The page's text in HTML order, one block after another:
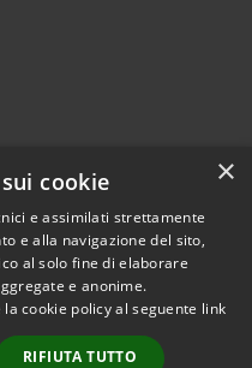
Copyright © 2023 •
Comune di Noicàttaro
Powered byMunicipium
Redazione•Portale
dipendente
×
cookie
e assimilati strettamente
e alla navigazione del sito,
al solo fine di elaborare
e anonime.
cookie policy al seguente link
RIFIUTA TUTTO